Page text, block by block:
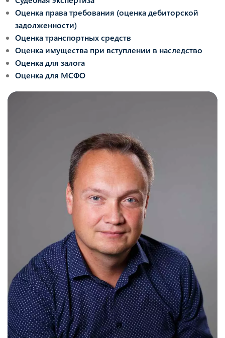
Оценка права требования (оценка дебиторской
задолженности)
Оценка транспортных средств
Оценка имущества при вступлении в наследство
Оценка для залога
Оценка для МСФО